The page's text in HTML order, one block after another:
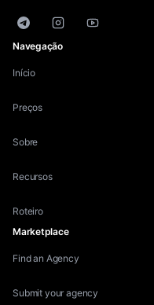
TelegramInstagramYouTube
Navegação
Início
Preços
Sobre
Recursos
Roteiro
Marketplace
Find an Agency
Submit your agency